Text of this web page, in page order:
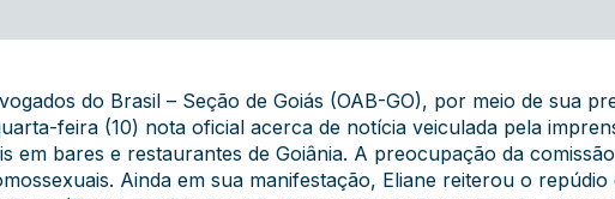
do Brasil – Seção de Goiás (OAB-GO), por meio de sua
feira (10) nota oficial acerca de notícia veiculada pela
em bares e restaurantes de Goiânia. A preocupação da
Ainda em sua manifestação, Eliane reiterou o repúdio